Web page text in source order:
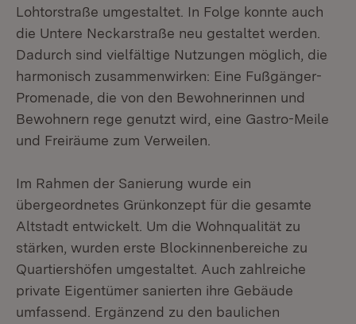
Lohtorstraße umgestaltet. In Folge konnte auch
die Untere Neckarstraße neu gestaltet werden.
Dadurch sind vielfältige Nutzungen möglich, die
harmonisch zusammenwirken: Eine Fußgänger-
Promenade, die von den Bewohnerinnen und
Bewohnern rege genutzt wird, eine Gastro-Meile
und Freiräume zum Verweilen.
Im Rahmen der Sanierung wurde ein
übergeordnetes Grünkonzept für die gesamte
Altstadt entwickelt. Um die Wohnqualität zu
stärken, wurden erste Blockinnenbereiche zu
Quartiershöfen umgestaltet. Auch zahlreiche
private Eigentümer sanierten ihre Gebäude
umfassend. Ergänzend zu den baulichen